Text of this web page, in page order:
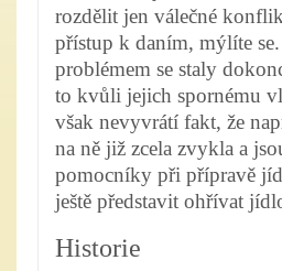
rozdělit jen válečné
přístup k daním, mýlíte
problémem se staly
to kvůli jejich spornému
však nevyvrátí fakt, že
na ně již zcela zvykla a
pomocníky při přípravě
ještě představit ohřívat
Historie